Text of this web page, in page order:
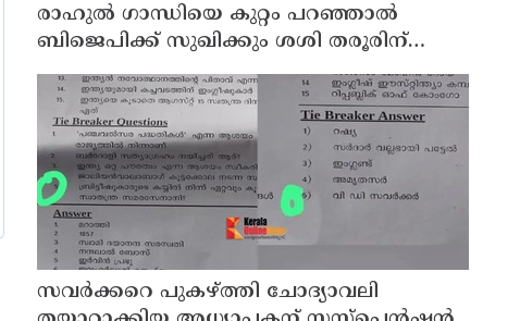
രാഹുല്‍ ഗാന്ധിയെ കുറ്റം പറഞ്ഞാല്‍
ബിജെപിക്ക് സുഖിക്കും ശശി തരൂരിന്
മറുപടിയുമായി കെ സി വേണുഗോപാല്‍
സവര്‍ക്കറെ പുകഴ്ത്തി ചോദ്യാവലി